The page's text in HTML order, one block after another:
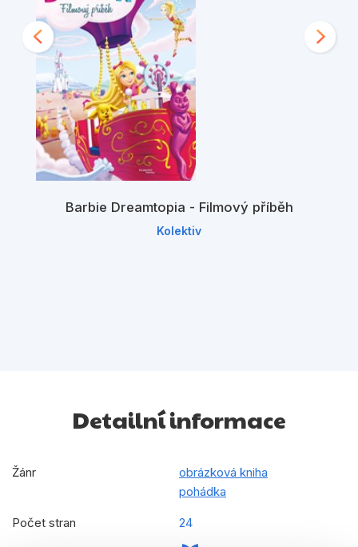
Barbie Dreamtopia - Filmový příběh
Kolektiv
Detailní informace
Žánr
obrázková kniha
pohádka
Počet stran 24